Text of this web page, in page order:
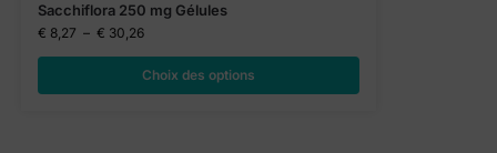
Sacchiflora 250 mg Gélules
€ 8,27 – € 30,26
Choix des options